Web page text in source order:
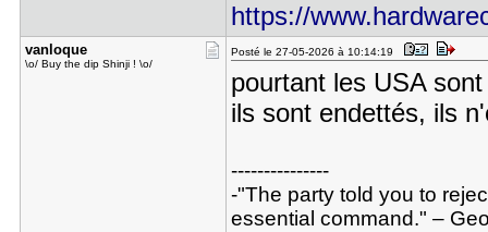
https://
vanloque
\o/ Buy the dip Shinji ! \o/
Posté le 27-05-2026 à 10:14:19
pourtant les USA
ils sont endettés, ils
---------------
-"The party told you to
essential command." –